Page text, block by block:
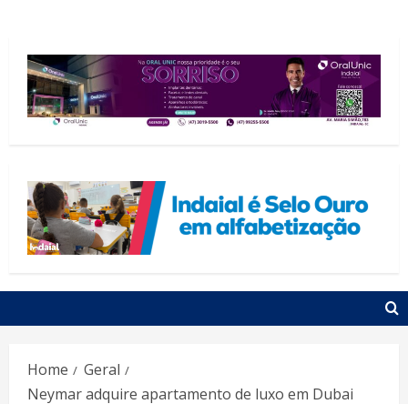
Home
Geral
Neymar adquire apartamento de luxo em Dubai